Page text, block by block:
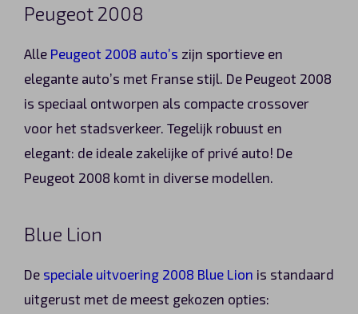
Peugeot 2008
Alle Peugeot 2008 auto’s zijn sportieve en
elegante auto’s met Franse stijl. De Peugeot 2008
is speciaal ontworpen als compacte crossover
voor het stadsverkeer. Tegelijk robuust en
elegant: de ideale zakelijke of privé auto! De
Peugeot 2008 komt in diverse modellen.
Blue Lion
De speciale uitvoering 2008 Blue Lion is standaard
uitgerust met de meest gekozen opties: